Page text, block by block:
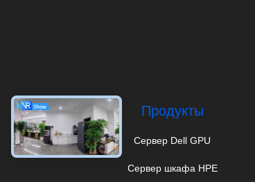
Продукты
Сервер Dell GPU
Сервер шкафа HPE